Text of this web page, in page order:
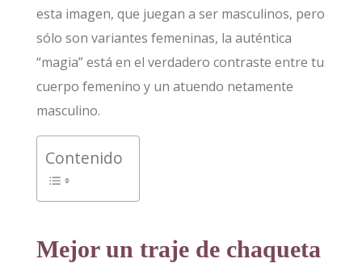
esta imagen, que juegan a ser masculinos, pero
sólo son variantes femeninas, la auténtica
“magia” está en el verdadero contraste entre tu
cuerpo femenino y un atuendo netamente
masculino.
Contenido
Mejor un traje de chaqueta